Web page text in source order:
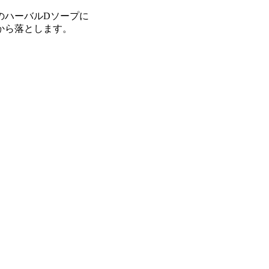
ーバルDソープに
落とします。